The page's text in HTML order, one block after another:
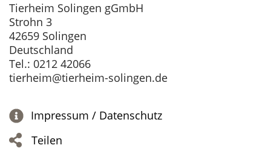
Tierheim Solingen gGmbH
Strohn 3
42659 Solingen
Deutschland
Tel.: 0212 42066
tierheim@tierheim-solingen.de
Impressum / Datenschutz
Teilen